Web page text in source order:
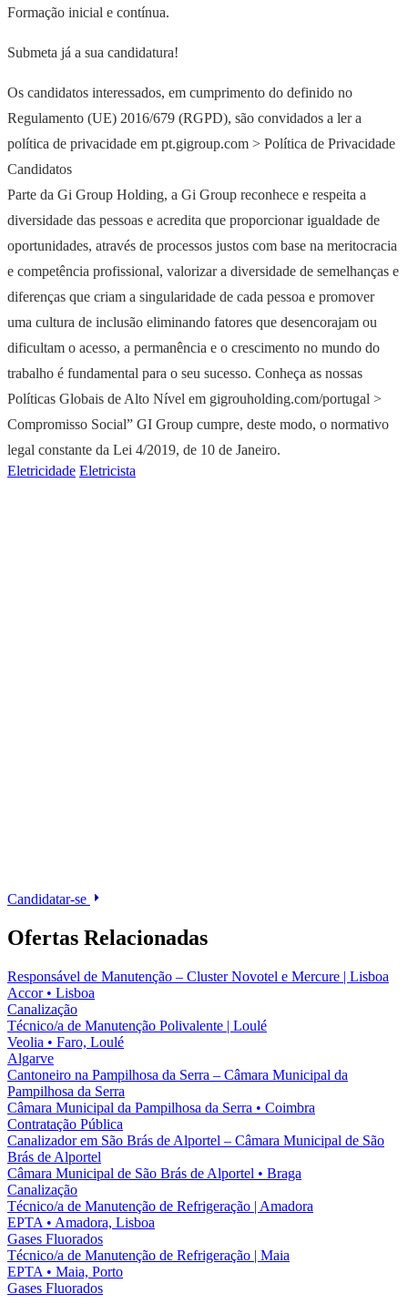
Formação inicial e contínua.
Submeta já a sua candidatura!
Os candidatos interessados, em cumprimento do definido no
Regulamento (UE) 2016/679 (RGPD), são convidados a ler a
política de privacidade em pt.gigroup.com > Política de Privacidade
Candidatos
Parte da Gi Group Holding, a Gi Group reconhece e respeita a
diversidade das pessoas e acredita que proporcionar igualdade de
oportunidades, através de processos justos com base na meritocracia
e competência profissional, valorizar a diversidade de semelhanças e
diferenças que criam a singularidade de cada pessoa e promover
uma cultura de inclusão eliminando fatores que desencorajam ou
dificultam o acesso, a permanência e o crescimento no mundo do
trabalho é fundamental para o seu sucesso. Conheça as nossas
Políticas Globais de Alto Nível em gigrouholding.com/portugal >
Compromisso Social” GI Group cumpre, deste modo, o normativo
legal constante da Lei 4/2019, de 10 de Janeiro.
Eletricidade Eletricista
Candidatar-se
Ofertas Relacionadas
Responsável de Manutenção – Cluster Novotel e Mercure | Lisboa
Accor • Lisboa
Canalização
Técnico/a de Manutenção Polivalente | Loulé
Veolia • Faro, Loulé
Algarve
Cantoneiro na Pampilhosa da Serra – Câmara Municipal da
Pampilhosa da Serra
Câmara Municipal da Pampilhosa da Serra • Coimbra
Contratação Pública
Canalizador em São Brás de Alportel – Câmara Municipal de São
Brás de Alportel
Câmara Municipal de São Brás de Alportel • Braga
Canalização
Técnico/a de Manutenção de Refrigeração | Amadora
EPTA • Amadora, Lisboa
Gases Fluorados
Técnico/a de Manutenção de Refrigeração | Maia
EPTA • Maia, Porto
Gases Fluorados